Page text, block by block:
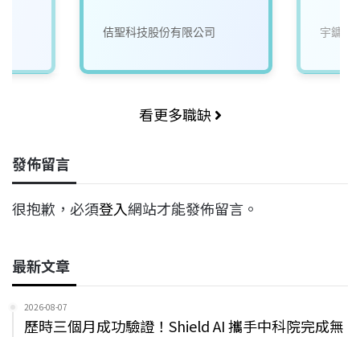
佶聖科技股份有限公司 宇鏞科
看更多職缺
發佈留言
很抱歉，必須登入網站才能發佈留言。
最新文章
2026-08-07
歷時三個月成功驗證！Shield AI 攜手中科院完成無